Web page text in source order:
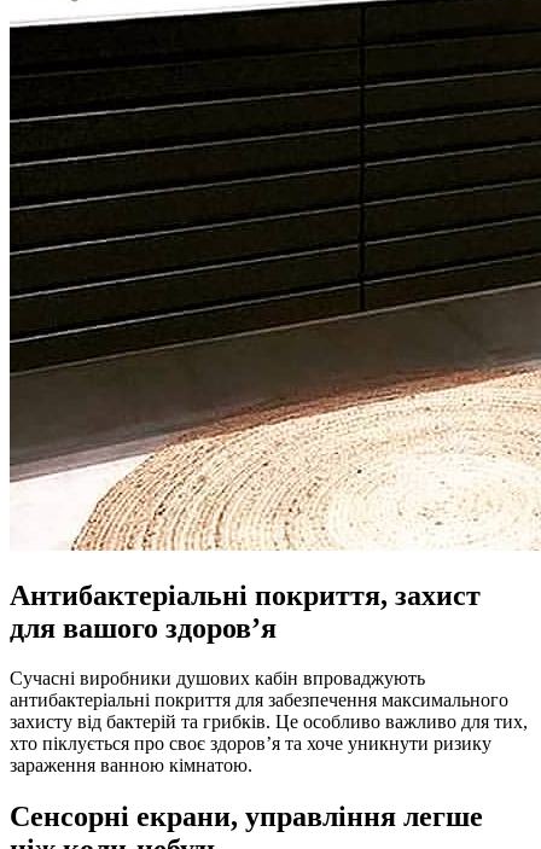
Антибактеріальні покриття, захист
для вашого здоров’я
Сучасні виробники душових кабін впроваджують
антибактеріальні покриття для забезпечення максимального
захисту від бактерій та грибків. Це особливо важливо для тих,
хто піклується про своє здоров’я та хоче уникнути ризику
зараження ванною кімнатою.
Сенсорні екрани, управління легше